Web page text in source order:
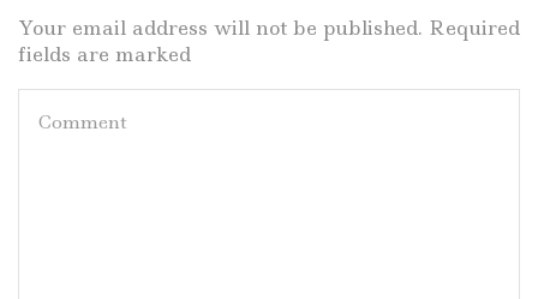
Your email address will not be published. Required
fields are marked